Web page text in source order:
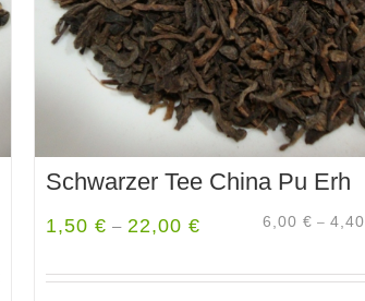
Produktseite
gewählt
werden
Schwarzer Tee China Pu Erh
1,50€ – 22,00€ 6,00 € – 4,40